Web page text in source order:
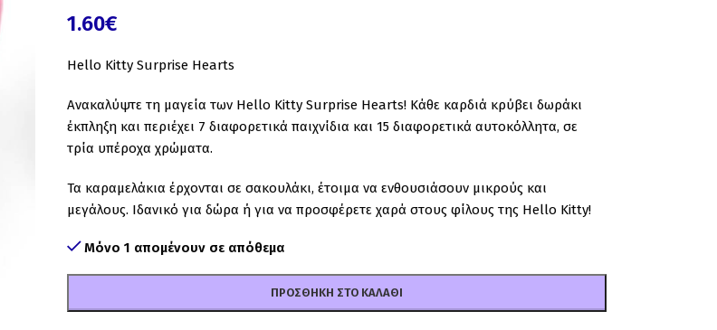
1.60€
Hello Kitty Surprise Hearts
Ανακαλύψτε τη μαγεία των Hello Kitty Surprise Hearts! Κάθε καρδιά κρύβει δωράκι
έκπληξη και περιέχει 7 διαφορετικά παιχνίδια και 15 διαφορετικά αυτοκόλλητα, σε
τρία υπέροχα χρώματα.
Τα καραμελάκια έρχονται σε σακουλάκι, έτοιμα να ενθουσιάσουν μικρούς και
μεγάλους. Ιδανικό για δώρα ή για να προσφέρετε χαρά στους φίλους της Hello Kitty!
Μόνο 1 απομένουν σε απόθεμα
ΠΡΟΣΘΉΚΗ ΣΤΟ ΚΑΛΆΘΙ